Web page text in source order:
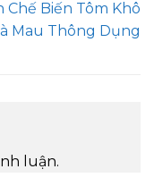
Chế Biến Tôm Khô
Mau Thông Dụng
luận.